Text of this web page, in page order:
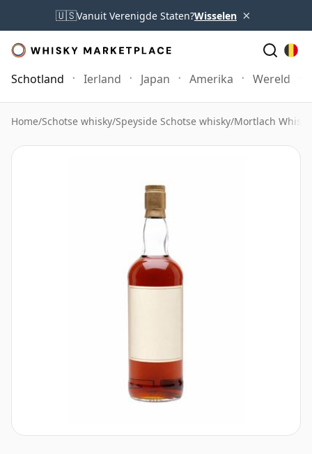
🇺🇸Vanuit Verenigde Staten?Wisselen ×
Schotland Ierland Japan Amerika Wereld
Home/Schotse whisky/Speyside Schotse whisky/Mortlach Whisky